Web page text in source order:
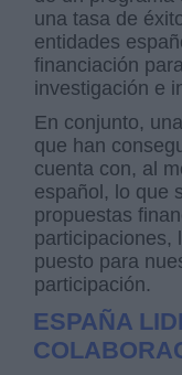
una tasa de
entidades
financiación
investigación e
En conjunto,
que han
cuenta con, al
español, lo que
propuestas
participaciones,
puesto para
participación.
ESPAÑA